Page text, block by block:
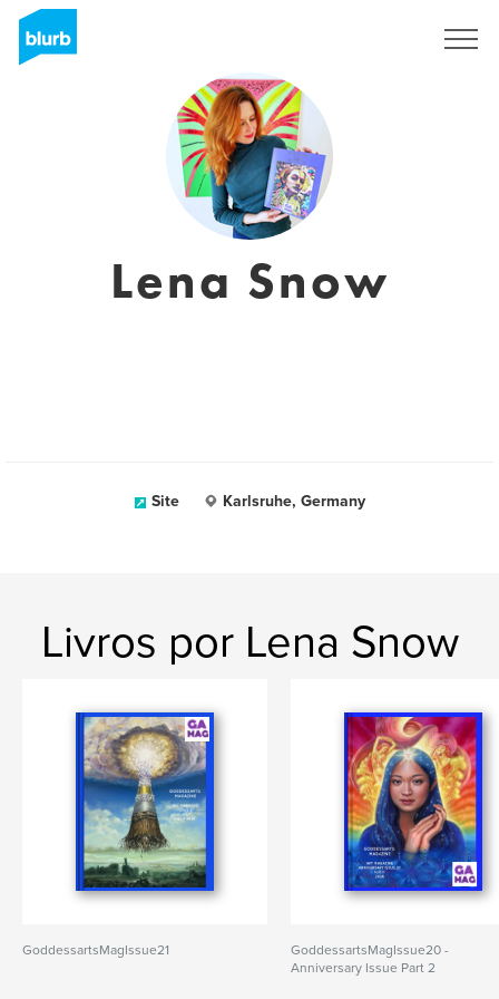
Lena Snow
Site Karlsruhe, Germany
Livros por Lena Snow
GoddessartsMagIssue21
GoddessartsMagIssue20 -
Anniversary Issue Part 2